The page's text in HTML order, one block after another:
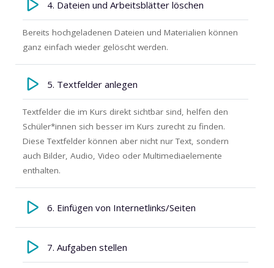
4. Dateien und Arbeitsblätter löschen
Bereits hochgeladenen Dateien und Materialien können
ganz einfach wieder gelöscht werden.
5. Textfelder anlegen
Textfelder die im Kurs direkt sichtbar sind, helfen den
Schüler*innen sich besser im Kurs zurecht zu finden.
Diese Textfelder können aber nicht nur Text, sondern
auch Bilder, Audio, Video oder Multimediaelemente
enthalten.
6. Einfügen von Internetlinks/Seiten
7. Aufgaben stellen